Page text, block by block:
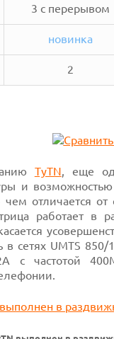
3 с перерывом
новинка
2
TyTN, еще
и
отличается
работает в
в сетях UMTS
с частотой